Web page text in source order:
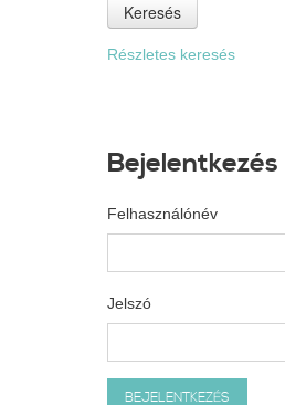
Keresés
Részletes keresés
Bejelentkezés
Felhasználónév
Jelszó